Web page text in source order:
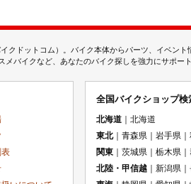
クドットコム）。バイク本体からパーツ、イベン
バイクなど、あなたのバイク探しを強力にサポー
表
全国バイクショップ検
北海道 ｜北海道
東北｜青森県｜岩手県
関東 ｜茨城県｜栃木県
北陸・甲信越 ｜新潟県